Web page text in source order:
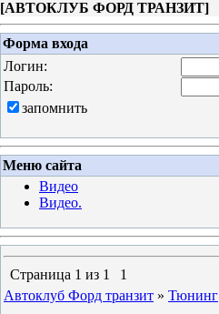
[АВТОКЛУБ ФОРД ТРАНЗИТ]
Форма входа
Логин:
Пароль:
запомнить
Меню сайта
Видео
Видео.
Страница 1 из 1
1
Автоклуб Форд транзит » Тюнинг